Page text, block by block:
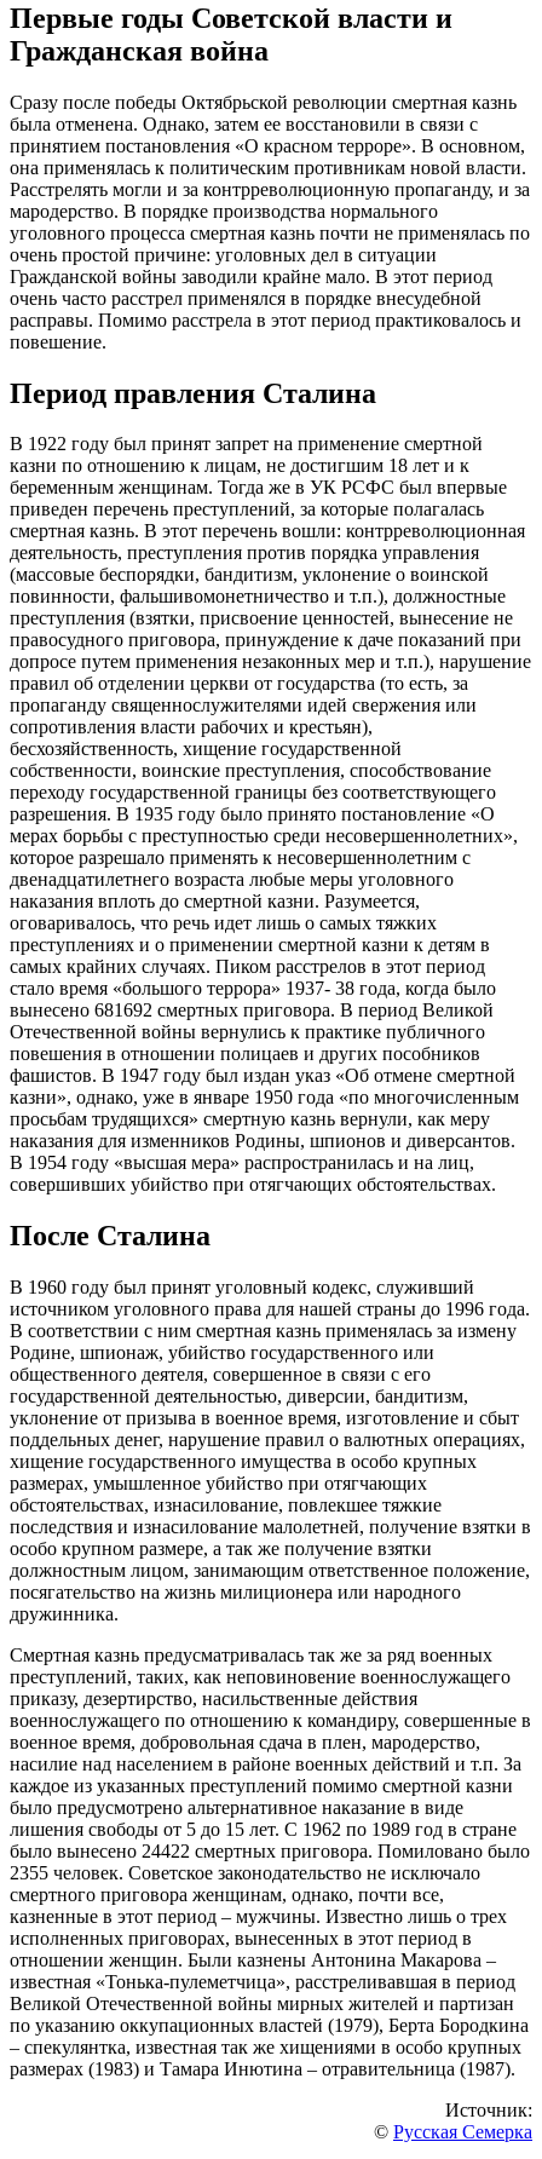
Первые годы Советской власти и
Гражданская война
Сразу после победы Октябрьской революции смертная казнь
была отменена. Однако, затем ее восстановили в связи с
принятием постановления «О красном терроре». В основном,
она применялась к политическим противникам новой власти.
Расстрелять могли и за контрреволюционную пропаганду, и за
мародерство. В порядке производства нормального
уголовного процесса смертная казнь почти не применялась по
очень простой причине: уголовных дел в ситуации
Гражданской войны заводили крайне мало. В этот период
очень часто расстрел применялся в порядке внесудебной
расправы. Помимо расстрела в этот период практиковалось и
повешение.
Период правления Сталина
В 1922 году был принят запрет на применение смертной
казни по отношению к лицам, не достигшим 18 лет и к
беременным женщинам. Тогда же в УК РСФС был впервые
приведен перечень преступлений, за которые полагалась
смертная казнь. В этот перечень вошли: контрреволюционная
деятельность, преступления против порядка управления
(массовые беспорядки, бандитизм, уклонение о воинской
повинности, фальшивомонетничество и т.п.), должностные
преступления (взятки, присвоение ценностей, вынесение не
правосудного приговора, принуждение к даче показаний при
допросе путем применения незаконных мер и т.п.), нарушение
правил об отделении церкви от государства (то есть, за
пропаганду священнослужителями идей свержения или
сопротивления власти рабочих и крестьян),
бесхозяйственность, хищение государственной
собственности, воинские преступления, способствование
переходу государственной границы без соответствующего
разрешения. В 1935 году было принято постановление «О
мерах борьбы с преступностью среди несовершеннолетних»,
которое разрешало применять к несовершеннолетним с
двенадцатилетнего возраста любые меры уголовного
наказания вплоть до смертной казни. Разумеется,
оговаривалось, что речь идет лишь о самых тяжких
преступлениях и о применении смертной казни к детям в
самых крайних случаях. Пиком расстрелов в этот период
стало время «большого террора» 1937- 38 года, когда было
вынесено 681692 смертных приговора. В период Великой
Отечественной войны вернулись к практике публичного
повешения в отношении полицаев и других пособников
фашистов. В 1947 году был издан указ «Об отмене смертной
казни», однако, уже в январе 1950 года «по многочисленным
просьбам трудящихся» смертную казнь вернули, как меру
наказания для изменников Родины, шпионов и диверсантов.
В 1954 году «высшая мера» распространилась и на лиц,
совершивших убийство при отягчающих обстоятельствах.
После Сталина
В 1960 году был принят уголовный кодекс, служивший
источником уголовного права для нашей страны до 1996 года.
В соответствии с ним смертная казнь применялась за измену
Родине, шпионаж, убийство государственного или
общественного деятеля, совершенное в связи с его
государственной деятельностью, диверсии, бандитизм,
уклонение от призыва в военное время, изготовление и сбыт
поддельных денег, нарушение правил о валютных операциях,
хищение государственного имущества в особо крупных
размерах, умышленное убийство при отягчающих
обстоятельствах, изнасилование, повлекшее тяжкие
последствия и изнасилование малолетней, получение взятки в
особо крупном размере, а так же получение взятки
должностным лицом, занимающим ответственное положение,
посягательство на жизнь милиционера или народного
дружинника.
Смертная казнь предусматривалась так же за ряд военных
преступлений, таких, как неповиновение военнослужащего
приказу, дезертирство, насильственные действия
военнослужащего по отношению к командиру, совершенные в
военное время, добровольная сдача в плен, мародерство,
насилие над населением в районе военных действий и т.п. За
каждое из указанных преступлений помимо смертной казни
было предусмотрено альтернативное наказание в виде
лишения свободы от 5 до 15 лет. С 1962 по 1989 год в стране
было вынесено 24422 смертных приговора. Помиловано было
2355 человек. Советское законодательство не исключало
смертного приговора женщинам, однако, почти все,
казненные в этот период – мужчины. Известно лишь о трех
исполненных приговорах, вынесенных в этот период в
отношении женщин. Были казнены Антонина Макарова –
известная «Тонька-пулеметчица», расстреливавшая в период
Великой Отечественной войны мирных жителей и партизан
по указанию оккупационных властей (1979), Берта Бородкина
– спекулянтка, известная так же хищениями в особо крупных
размерах (1983) и Тамара Инютина – отравительница (1987).
Источник:
© Русская Семерка